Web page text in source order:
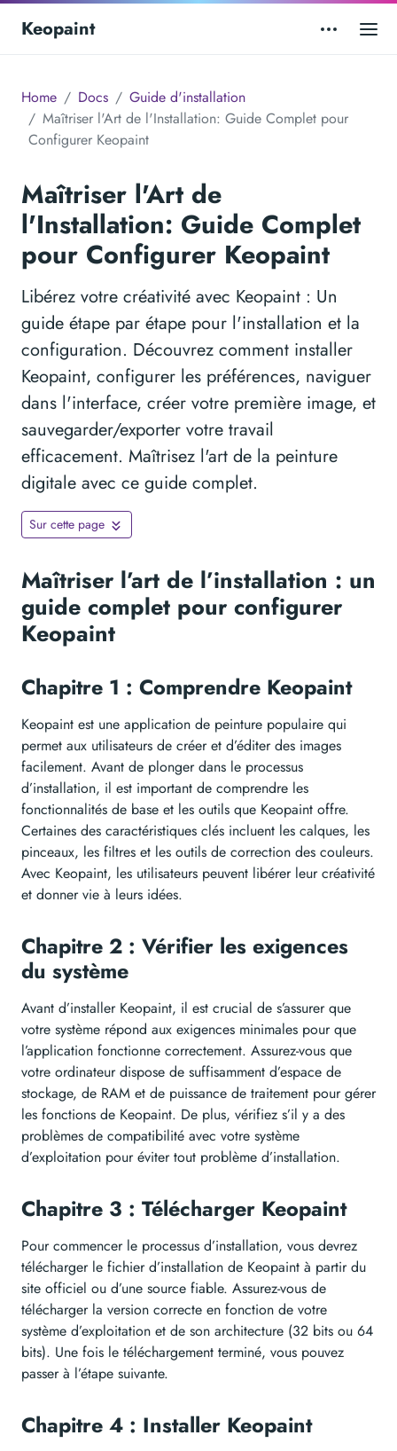
Keopaint
Home Docs
Guide d'installation
Maîtriser l'Art de l'Installation: Guide Complet pour
Configurer Keopaint
Maîtriser l'Art de
l'Installation: Guide Complet
pour Configurer Keopaint
Libérez votre créativité avec Keopaint : Un
guide étape par étape pour l'installation et la
configuration. Découvrez comment installer
Keopaint, configurer les préférences, naviguer
dans l'interface, créer votre première image, et
sauvegarder/exporter votre travail
efficacement. Maîtrisez l'art de la peinture
digitale avec ce guide complet.
Sur cette page
Maîtriser l’art de l’installation : un
guide complet pour configurer
Keopaint
Chapitre 1 : Comprendre Keopaint
Keopaint est une application de peinture populaire qui
permet aux utilisateurs de créer et d’éditer des images
facilement. Avant de plonger dans le processus
d’installation, il est important de comprendre les
fonctionnalités de base et les outils que Keopaint offre.
Certaines des caractéristiques clés incluent les calques, les
pinceaux, les filtres et les outils de correction des couleurs.
Avec Keopaint, les utilisateurs peuvent libérer leur créativité
et donner vie à leurs idées.
Chapitre 2 : Vérifier les exigences
du système
Avant d’installer Keopaint, il est crucial de s’assurer que
votre système répond aux exigences minimales pour que
l’application fonctionne correctement. Assurez-vous que
votre ordinateur dispose de suffisamment d’espace de
stockage, de RAM et de puissance de traitement pour gérer
les fonctions de Keopaint. De plus, vérifiez s’il y a des
problèmes de compatibilité avec votre système
d’exploitation pour éviter tout problème d’installation.
Chapitre 3 : Télécharger Keopaint
Pour commencer le processus d’installation, vous devrez
télécharger le fichier d’installation de Keopaint à partir du
site officiel ou d’une source fiable. Assurez-vous de
télécharger la version correcte en fonction de votre
système d’exploitation et de son architecture (32 bits ou 64
bits). Une fois le téléchargement terminé, vous pouvez
passer à l’étape suivante.
Chapitre 4 : Installer Keopaint